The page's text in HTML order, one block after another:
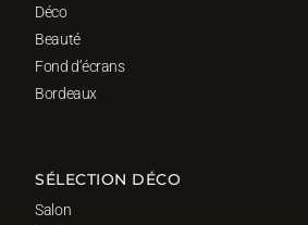
Déco
Beauté
Fond d’écrans
Bordeaux
SÉLECTION DÉCO
Salon